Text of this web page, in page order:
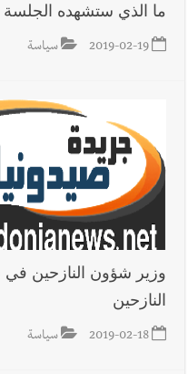
ما الذي ستشهده الجلسة
2019-02-19 سياسة
وزير شؤون النازحين
النازحين
2019-02-18 سياسة